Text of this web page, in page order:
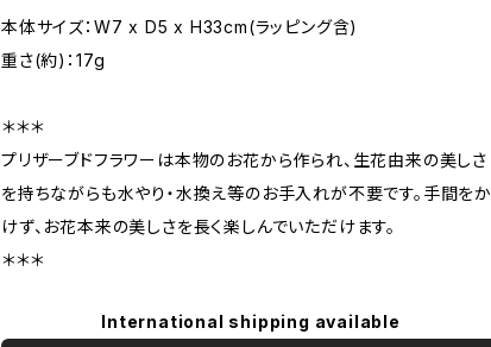
本体サイズ：W7 x D5 x H33cm(ラッピング含)
重さ(約)：17g
＊＊＊
プリザーブドフラワーは本物のお花から作られ、生花由来の美しさ
を持ちながらも水やり・水換え等のお手入れが不要です。手間をか
けず、お花本来の美しさを長く楽しんでいただけます。
＊＊＊
International shipping available